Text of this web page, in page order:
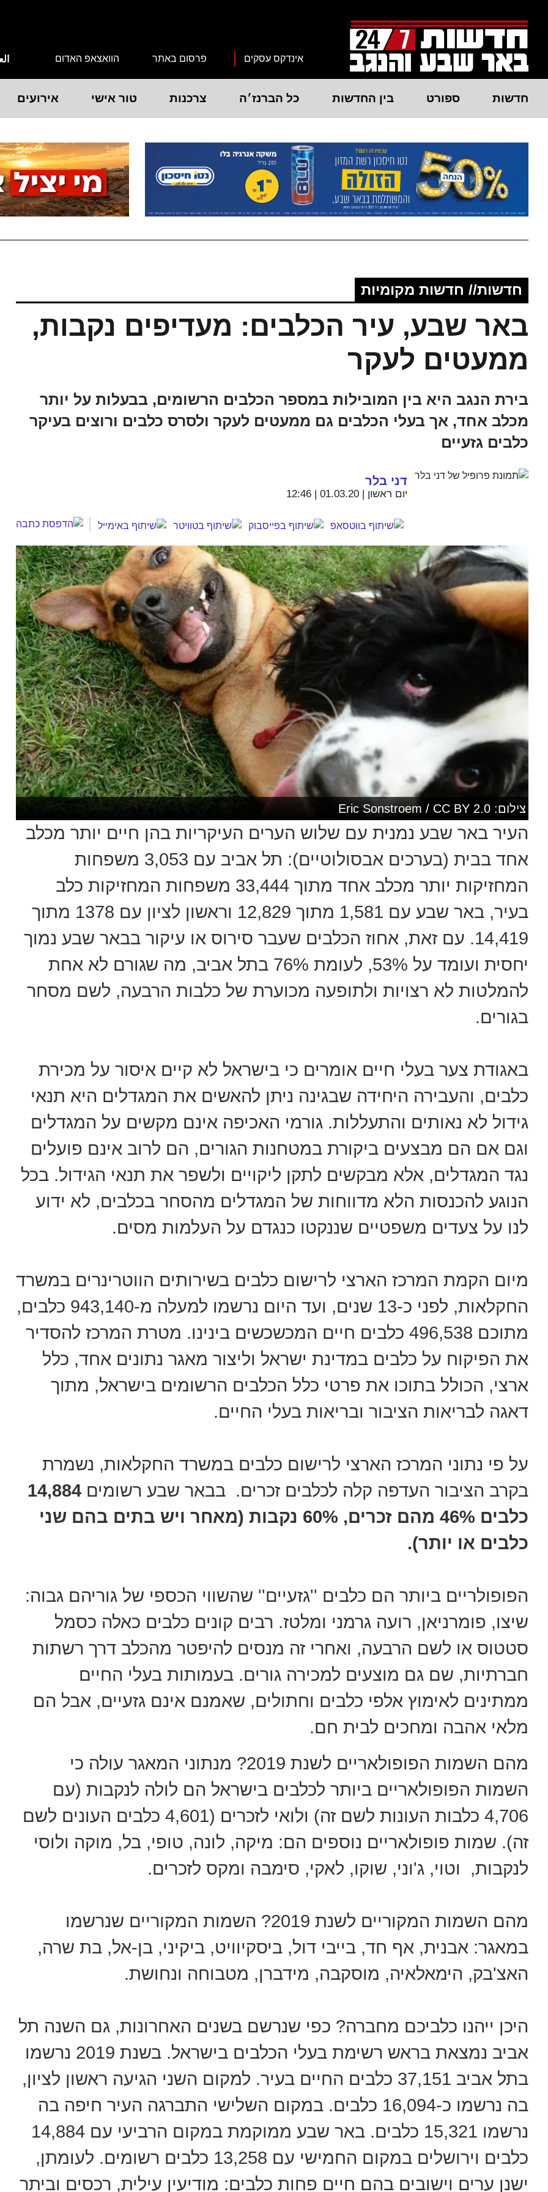
אינדקס עסקים פרסום באתר הוואצאפ האדום
חדשות ספורט בין החדשות כל הברנז׳ה צרכנות טור אישי אירועים
חדשות// חדשות מקומיות
באר שבע, עיר הכלבים: מעדיפים נקבות,
ממעטים לעקר
בירת הנגב היא בין המובילות במספר הכלבים הרשומים, בבעלות על יותר
מכלב אחד, אך בעלי הכלבים גם ממעטים לעקר ולסרס כלבים ורוצים בעיקר
כלבים גזעיים
דני בלר
יום ראשון | 01.03.20 | 12:46
צילום: Eric Sonstroem / CC BY 2.0
‏העיר באר שבע נמנית עם שלוש הערים העיקריות בהן חיים יותר מכלב
אחד בבית (בערכים אבסולוטיים): תל אביב עם 3,053 משפחות
המחזיקות יותר מכלב אחד מתוך 33,444 משפחות המחזיקות כלב
בעיר, באר שבע עם 1,581 מתוך 12,829 וראשון לציון עם 1378 מתוך
14,419. עם זאת, אחוז הכלבים שעבר סירוס או עיקור בבאר שבע נמוך
יחסית ועומד על 53%, לעומת 76% בתל אביב, מה שגורם לא אחת
להמלטות לא רצויות ולתופעה מכוערת של כלבות הרבעה, לשם מסחר
בגורים.
באגודת צער בעלי חיים אומרים כי בישראל לא קיים איסור על מכירת
כלבים, והעבירה היחידה שבגינה ניתן להאשים את המגדלים היא תנאי
גידול לא נאותים והתעללות. גורמי האכיפה אינם מקשים על המגדלים
וגם אם הם מבצעים ביקורת במטחנות הגורים, הם לרוב אינם פועלים
נגד המגדלים, אלא מבקשים לתקן ליקויים ולשפר את תנאי הגידול. בכל
הנוגע להכנסות הלא מדווחות של המגדלים מהסחר בכלבים, לא ידוע
לנו על צעדים משפטיים שננקטו כנגדם על העלמות מסים.
מיום הקמת המרכז הארצי לרישום כלבים בשירותים הווטרינרים במשרד
החקלאות, לפני כ-13 שנים, ועד היום נרשמו למעלה מ-943,140 כלבים,
מתוכם 496,538 כלבים חיים המכשכשים בינינו. מטרת המרכז להסדיר
את הפיקוח על כלבים במדינת ישראל וליצור מאגר נתונים אחד, כלל
ארצי, הכולל בתוכו את פרטי כלל הכלבים הרשומים בישראל, מתוך
דאגה לבריאות הציבור ובריאות בעלי החיים.
על פי נתוני המרכז הארצי לרישום כלבים במשרד החקלאות, נשמרת
בקרב הציבור העדפה קלה לכלבים זכרים. בבאר שבע רשומים 14,884
כלבים 46% מהם זכרים, 60% נקבות (מאחר ויש בתים בהם שני
כלבים או יותר).
הפופולריים ביותר הם כלבים ''גזעיים'' שהשווי הכספי של גוריהם גבוה:
שיצו, פומרניאן, רועה גרמני ומלטז. רבים קונים כלבים כאלה כסמל
סטטוס או לשם הרבעה, ואחרי זה מנסים להיפטר מהכלב דרך רשתות
חברתיות, שם גם מוצעים למכירה גורים. בעמותות בעלי החיים
ממתינים לאימוץ אלפי כלבים וחתולים, שאמנם אינם גזעיים, אבל הם
מלאי אהבה ומחכים לבית חם.
מהם השמות הפופולאריים לשנת 2019? מנתוני המאגר עולה כי
השמות הפופולאריים ביותר לכלבים בישראל הם לולה לנקבות (עם
4,706 כלבות העונות לשם זה) ולואי לזכרים (4,601 כלבים העונים לשם
זה). שמות פופולאריים נוספים הם: מיקה, לונה, טופי, בל, מוקה ולוסי
לנקבות, וטוי, ג'וני, שוקו, לאקי, סימבה ומקס לזכרים.
מהם השמות המקוריים לשנת 2019? השמות המקוריים שנרשמו
במאגר: אבנית, אף חד, בייבי דול, ביסקיוויט, ביקיני, בן-אל, בת שרה,
האצ'בק, הימאלאיה, מוסקבה, מידברן, מטבוחה ונחושת.
היכן ייהנו כלביכם מחברה? כפי שנרשם בשנים האחרונות, גם השנה תל
אביב נמצאת בראש רשימת בעלי הכלבים בישראל. בשנת 2019 נרשמו
בתל אביב 37,151 כלבים החיים בעיר. למקום השני הגיעה ראשון לציון,
בה נרשמו כ-16,094 כלבים. במקום השלישי התברגה העיר חיפה בה
נרשמו 15,321 כלבים. באר שבע ממוקמת במקום הרביעי עם 14,884
כלבים וירושלים במקום החמישי עם 13,258 כלבים רשומים. לעומתן,
ישנן ערים וישובים בהם חיים פחות כלבים: מודיעין עילית, רכסים וביתר